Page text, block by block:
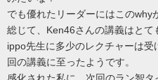
でも優れたリーダーにはこのwhy
総じて、Ken46さんの講義はとて
ippo先生に多少のレクチャーは
回の講義に至ったようです。